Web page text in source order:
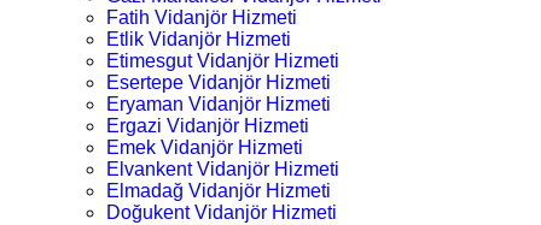
Fatih Vidanjör Hizmeti
Etlik Vidanjör Hizmeti
Etimesgut Vidanjör Hizmeti
Esertepe Vidanjör Hizmeti
Eryaman Vidanjör Hizmeti
Ergazi Vidanjör Hizmeti
Emek Vidanjör Hizmeti
Elvankent Vidanjör Hizmeti
Elmadağ Vidanjör Hizmeti
Doğukent Vidanjör Hizmeti